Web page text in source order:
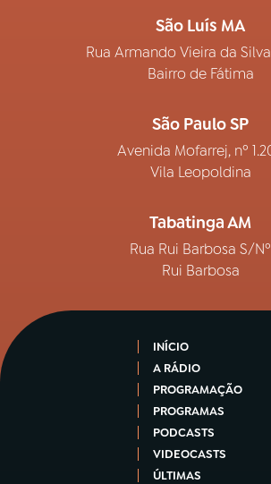
São Luís MA
Rua Armando Vieira da
Bairro de Fátima
São Paulo SP
Avenida Mofarrej, nº
Vila Leopoldina
Tabatinga AM
Rua Rui Barbosa S/Nº
Rui Barbosa
INÍCIO
A RÁDIO
PROGRAMAÇÃO
PROGRAMAS
PODCASTS
VIDEOCASTS
ÚLTIMAS